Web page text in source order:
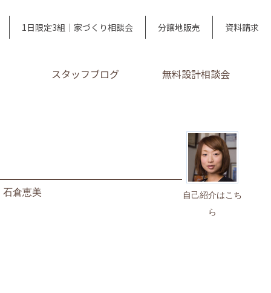
1日限定3組｜家づくり相談会 分譲地販売 資料請求
スタッフブログ 無料設計相談会
自己紹介はこち
ら
石倉恵美